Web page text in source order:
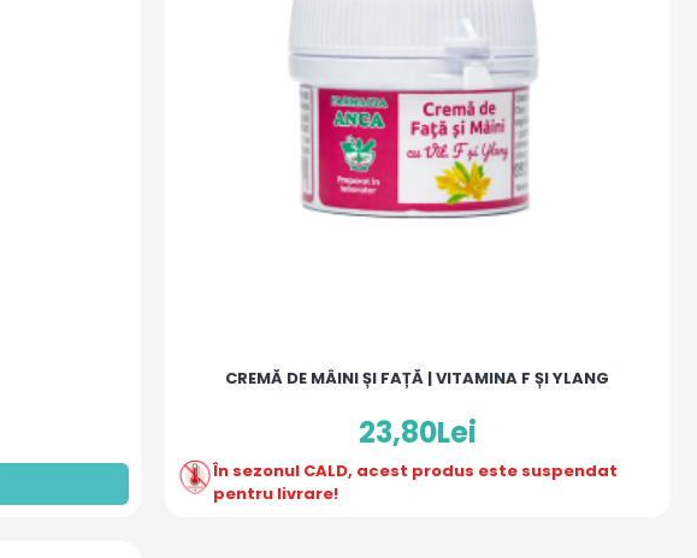
CREMĂ DE MÂINI ȘI FAȚĂ | VITAMINA F ȘI YLANG
23,80Lei
În sezonul CALD, acest produs este suspendat
pentru livrare!